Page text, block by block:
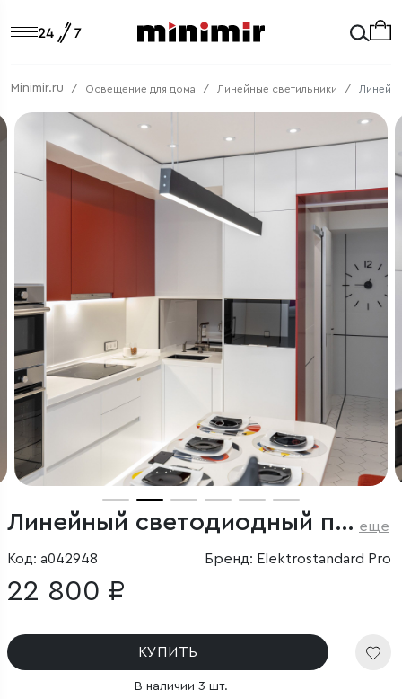
Minimir.ru Освещение для дома Линейные светильники
Линейный светодиодный подвесной односторонний светильник 103см 20Вт 3000К черный еще
Код: a042948 Бренд: Elektrostandard Pro
22 800 ₽
КУПИТЬ
В наличии 3 шт.